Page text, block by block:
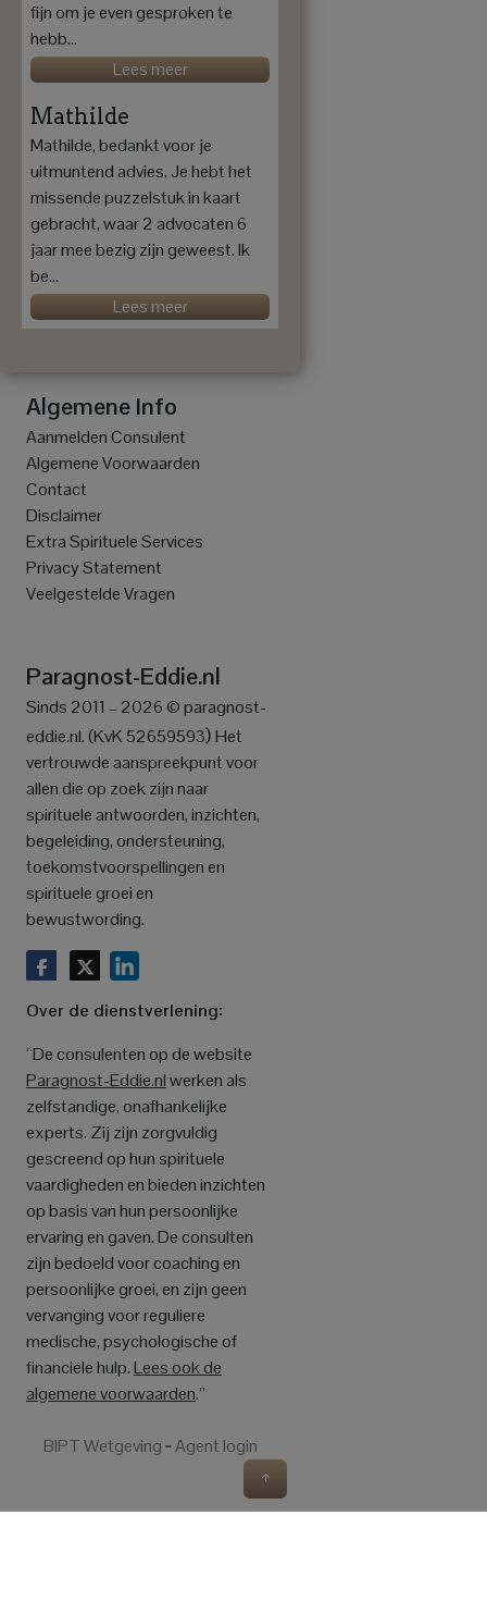
fijn om je even gesproken te
hebb...
Lees meer
Mathilde
Mathilde, bedankt voor je
uitmuntend advies. Je hebt het
missende puzzelstuk in kaart
gebracht, waar 2 advocaten 6
jaar mee bezig zijn geweest. Ik
be...
Lees meer
Algemene Info
Aanmelden Consulent
Algemene Voorwaarden
Contact
Disclaimer
Extra Spirituele Services
Privacy Statement
Veelgestelde Vragen
Paragnost-Eddie.nl
Sinds 2011 – 2026 © paragnost-
eddie.nl. (KvK 52659593)Het
vertrouwde aanspreekpunt voor
allen die op zoek zijn naar
spirituele antwoorden, inzichten,
begeleiding, ondersteuning,
toekomstvoorspellingen en
spirituele groei en
bewustwording.
Over de dienstverlening:
“De consulenten op de website
Paragnost-Eddie.nlwerken als
zelfstandige, onafhankelijke
experts. Zij zijn zorgvuldig
gescreend op hun spirituele
vaardigheden en bieden inzichten
op basis van hun persoonlijke
ervaring en gaven. De consulten
zijn bedoeld voor coaching en
persoonlijke groei, en zijn geen
vervanging voor reguliere
medische, psychologische of
financiële hulp.Lees ook de
algemene voorwaarden.”
BIPT Wetgeving‐Agent login